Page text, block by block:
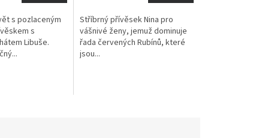
s pozlaceným
s
Libuše.
Stříbrný přívěsek Nina pro
vášnivé ženy, jemuž dominuje
řada červených Rubínů, které
jsou...